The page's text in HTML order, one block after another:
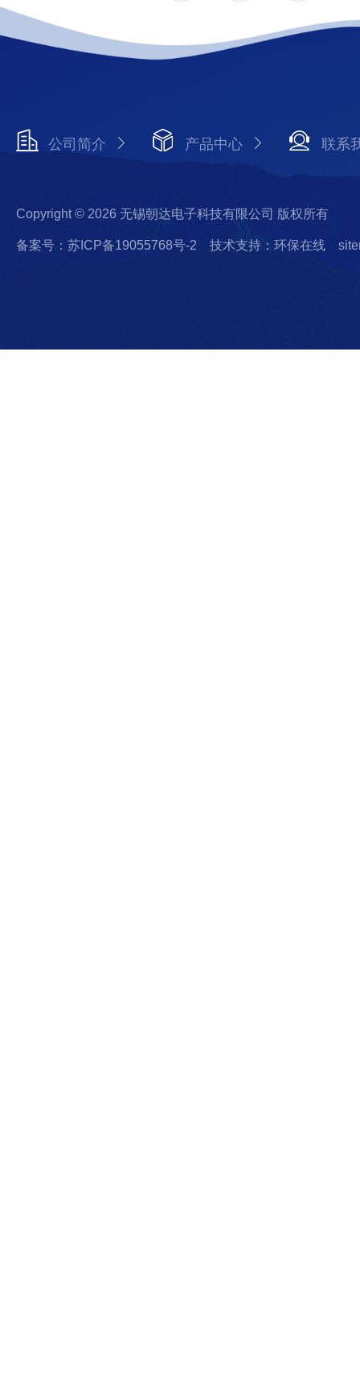
公司简介 产品中心 联系
Copyright © 2026 无锡朝达电子科技有限公司 版权所有
备案号：苏ICP备19055768号-2 技术支持：环保在线